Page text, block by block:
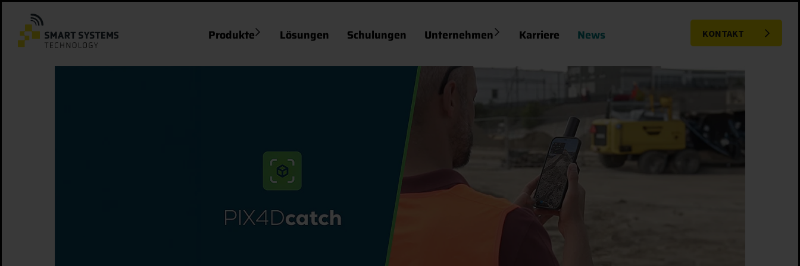
Produkte Lösungen Schulungen Unternehmen Karriere News KONTAKT